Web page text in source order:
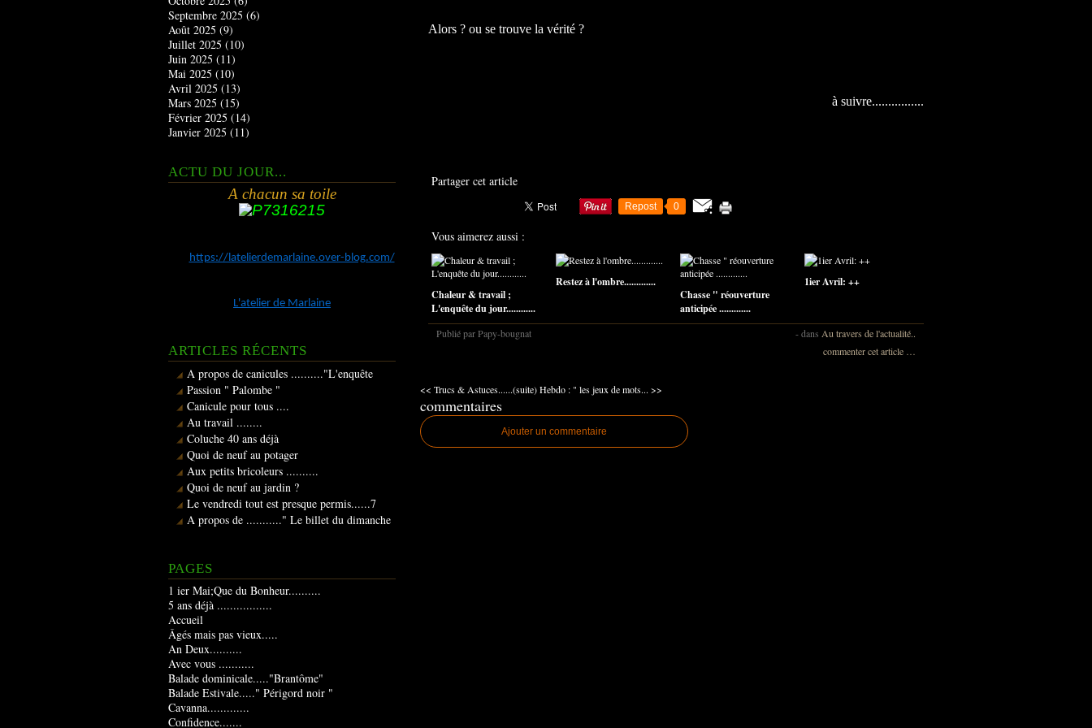
Septembre 2025 (6)
Août 2025 (9)
Juillet 2025 (10)
Juin 2025 (11)
Mai 2025 (10)
Avril 2025 (13)
Mars 2025 (15)
Février 2025 (14)
Janvier 2025 (11)
ACTU DU JOUR...
A chacun sa toile
https://latelierdemarlaine.over-blog.com/
L'atelier de Marlaine
ARTICLES RÉCENTS
A propos de canicules .........."L'enquête
Passion " Palombe "
Canicule pour tous ....
Au travail ........
Coluche 40 ans déjà
Quoi de neuf au potager
Aux petits bricoleurs ..........
Quoi de neuf au jardin ?
Le vendredi tout est presque permis......7
A propos de ..........." Le billet du dimanche
PAGES
1 ier Mai;Que du Bonheur..........
5 ans déjà .................
Accueil
Âgés mais pas vieux.....
An Deux..........
Avec vous ...........
Balade dominicale....."Brantôme"
Balade Estivale....." Périgord noir "
Cavanna.............
Confidence.......
Alors ? ou se trouve la vérité ?
à suivre................
Partager cet article
Repost 0
Vous aimerez aussi :
Chaleur & travail ;
L'enquête du jour............
Restez à l'ombre.............
Chasse " réouverture
anticipée .............
1ier Avril: ++
Publié par Papy-bougnat -dans Au travers de l'actualité..
commenter cet article
<< Trucs & Astuces......(suite)Hebdo : " les jeux de mots... >>
commentaires
Ajouter un commentaire